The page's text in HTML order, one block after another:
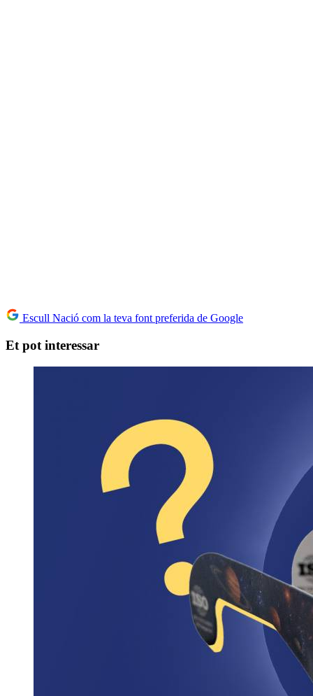
Escull Nació com la teva font preferida de Google
Et pot interessar